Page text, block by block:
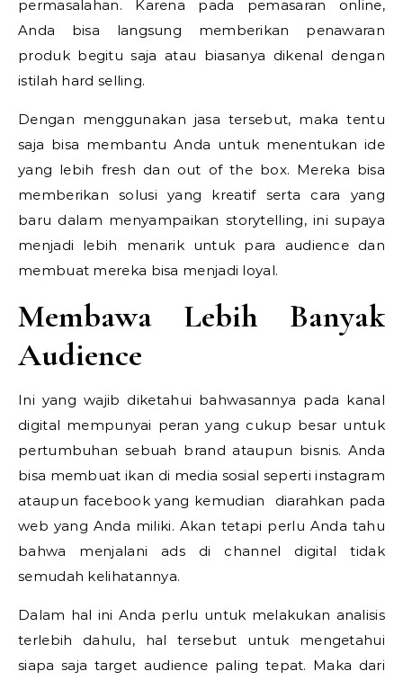
permasalahan. Karena pada pemasaran online,
Anda bisa langsung memberikan penawaran
produk begitu saja atau biasanya dikenal dengan
istilah hard selling.
Dengan menggunakan jasa tersebut, maka tentu
saja bisa membantu Anda untuk menentukan ide
yang lebih fresh dan out of the box. Mereka bisa
memberikan solusi yang kreatif serta cara yang
baru dalam menyampaikan storytelling, ini supaya
menjadi lebih menarik untuk para audience dan
membuat mereka bisa menjadi loyal.
Membawa Lebih Banyak
Audience
Ini yang wajib diketahui bahwasannya pada kanal
digital mempunyai peran yang cukup besar untuk
pertumbuhan sebuah brand ataupun bisnis. Anda
bisa membuat ikan di media sosial seperti instagram
ataupun facebook yang kemudian diarahkan pada
web yang Anda miliki. Akan tetapi perlu Anda tahu
bahwa menjalani ads di channel digital tidak
semudah kelihatannya.
Dalam hal ini Anda perlu untuk melakukan analisis
terlebih dahulu, hal tersebut untuk mengetahui
siapa saja target audience paling tepat. Maka dari